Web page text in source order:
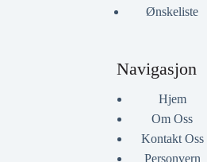
Ønskeliste
Navigasjon
Hjem
Om Oss
Kontakt Oss
Personvern